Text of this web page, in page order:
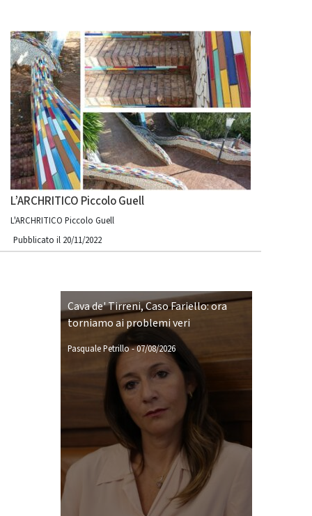
L’ARCHRITICO Piccolo Guell
L'ARCHRITICO Piccolo Guell
Pubblicato il 20/11/2022
Cava de' Tirreni, Caso Fariello: ora
torniamo ai problemi veri
Pasquale Petrillo-07/08/2026